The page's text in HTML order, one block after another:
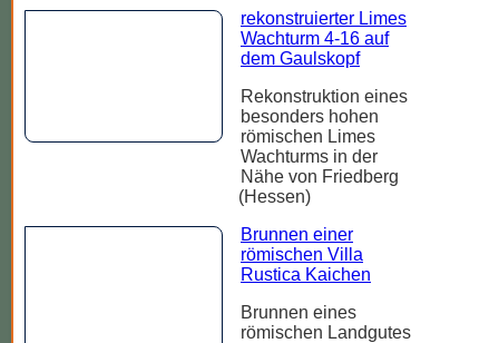
rekonstruierter Limes
Wachturm 4-16 auf
dem Gaulskopf
Rekonstruktion eines
besonders hohen
römischen Limes
Wachturms in der
Nähe von Friedberg
(Hessen)
Brunnen einer
römischen Villa
Rustica Kaichen
Brunnen eines
römischen Landgutes